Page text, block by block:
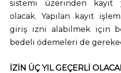
sistemi üzerinden kayıt
olacak. Yapılan kayıt
giriş izni alabilmek için
bedeli ödemeleri de
İZİN ÜÇ YIL GEÇERLİ